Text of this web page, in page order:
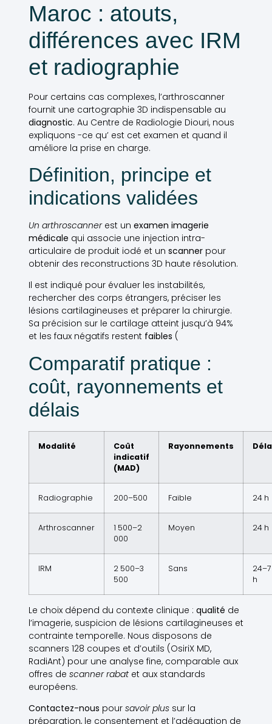
Maroc : atouts,
différences avec IRM
et radiographie
Pour certains cas complexes, l’arthroscanner
fournit une cartographie 3D indispensable au
diagnostic. Au Centre de Radiologie Diouri, nous
expliquons -ce qu’ est cet examen et quand il
améliore la prise en charge.
Définition, principe et
indications validées
Un arthroscannerest un examen imagerie
médicale qui associe une injection intra-
articulaire de produit iodé et un scannerpour
obtenir des reconstructions 3D haute résolution.
Il est indiqué pour évaluer les instabilités,
rechercher des corps étrangers, préciser les
lésions cartilagineuses et préparer la chirurgie.
Sa précision sur le cartilage atteint jusqu’à 94%
et les faux négatifs restent faibles (
Comparatif pratique :
coût, rayonnements et
délais
Modalité
Coût
indicatif
(MAD)
Rayonnements
Radiographie 200–500 Faible 24 h
Arthroscanner
1 500–2
000
Moyen 24 h
IRM
2 500–3
500
Sans
h
Le choix dépend du contexte clinique : qualité de
l’imagerie, suspicion de lésions cartilagineuses et
contrainte temporelle. Nous disposons de
scanners 128 coupes et d’outils (OsiriX MD,
RadiAnt) pour une analyse fine, comparable aux
offres de scanner rabatet aux standards
européens.
Contactez-nous pour savoir plussur la
préparation, le consentement et l’adéquation de